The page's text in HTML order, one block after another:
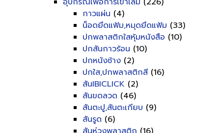
กาวแผ่น (4)
น็อดยึดแฟ้ม,หมุดยึดแฟ้ม (33)
ปกพลาสติกใสหุ้มหนังสือ (10)
ปกสันกาวร้อน (10)
ปกหนังช้าง (2)
ปกใส,ปกพลาสติกสี (16)
สันIBICLICK (2)
สันขดลวด (46)
สันตะปู,สันตะเกียบ (9)
สันรูด (6)